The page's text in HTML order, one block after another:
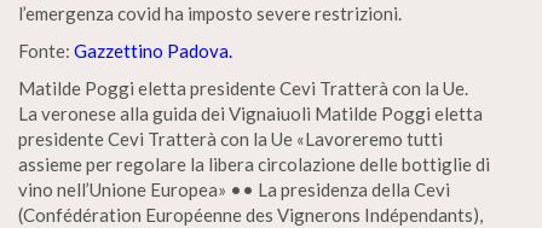
l’emergenza covid ha imposto severe restrizioni.
Fonte: Gazzettino Padova.
Matilde Poggi eletta presidente Cevi Tratterà con la Ue.
La veronese alla guida dei Vignaiuoli Matilde Poggi eletta
presidente Cevi Tratterà con la Ue «Lavoreremo tutti
assieme per regolare la libera circolazione delle bottiglie di
vino nell’Unione Europea» •• La presidenza della Cevi
(Confédération Européenne des Vignerons Indépendants),